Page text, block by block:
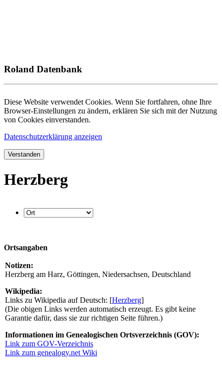
Roland Datenbank
Diese Website verwendet Cookies. Wenn Sie fortfahren, ohne Ihre
Browser-Einstellungen zu ändern, erklären Sie sich mit der Nutzung
von Cookies einverstanden.
Datenschutzerklärung anzeigen
Verstanden
Herzberg
Ortsangaben
Notizen:
Herzberg am Harz, Göttingen, Niedersachsen, Deutschland
Wikipedia:
Links zu Wikipedia auf Deutsch: [Herzberg]
(Die obigen Links werden automatisch erzeugt. Es gibt keine
Garantie dafür, dass sie zur richtigen Seite führen.)
Informationen im Genealogischen Ortsverzeichnis (GOV):
Link zum GOV-Verzeichnis
Link zum genealogy.net Wiki